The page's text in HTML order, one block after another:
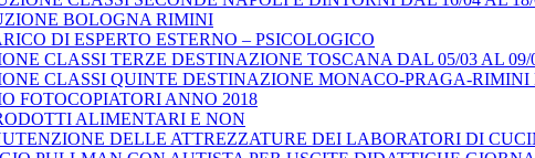
BOLOGNA RIMINI
DI ESPERTO ESTERNO – PSICOLOGICO
CLASSI TERZE DESTINAZIONE TOSCANA DAL 05/03 AL 09/
CLASSI QUINTE DESTINAZIONE MONACO-PRAGA-RIMINI
FOTOCOPIATORI ANNO 2018
ALIMENTARI E NON
DELLE ATTREZZATURE DEI LABORATORI DI